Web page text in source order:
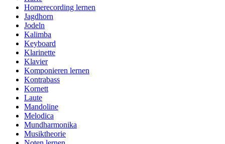
Homerecording lernen
Jagdhorn
Jodeln
Kalimba
Keyboard
Klarinette
Klavier
Komponieren lernen
Kontrabass
Kornett
Laute
Mandoline
Melodica
Mundharmonika
Musiktheorie